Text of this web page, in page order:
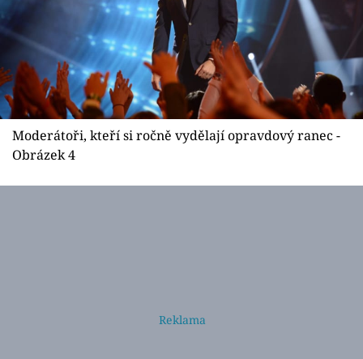
Moderátoři, kteří si ročně vydělají opravdový ranec -
Obrázek 4